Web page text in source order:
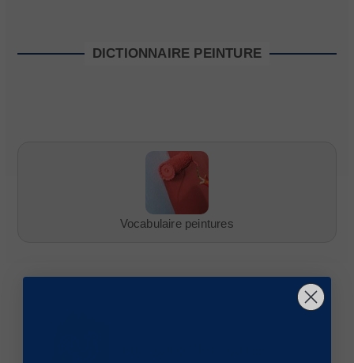
DICTIONNAIRE PEINTURE
Vocabulaire peintures